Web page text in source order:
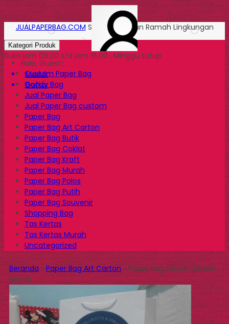
Halo, Guest!
Masuk
Daftar
JUALPAPERBAG.COM Solusi Kemasan Ramah Lingkungan
Kategori Produk
Buka jam 09.00 s/d jam 16.00 , Minggu tutup
Custom Paper Bag
Goody Bag
Jual Paper Bag
Jual Paper Bag custom
Paper Bag
Paper Bag Art Carton
Paper Bag Butik
Paper Bag Coklat
Paper Bag Kraft
Paper Bag Murah
Paper Bag Polos
Paper Bag Putih
Paper Bag Souvenir
Shopping Bag
Tas Kertas
Tas Kertas Murah
Uncategorized
Beranda»Paper Bag Art Carton»Paper Bag Desain Sendiri
Murah